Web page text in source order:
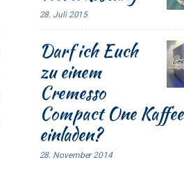
28. Juli 2015
Darf ich Euch
zu einem
Cremesso
Compact One Kaffee
einladen?
28. November 2014